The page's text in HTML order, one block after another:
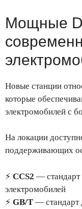
Мощные
Новые станции
которые
электромобилей с
На локации
поддерживающих
⚡ CCS2 — стандарт
электромобилей
⚡ GB/T — стандарт